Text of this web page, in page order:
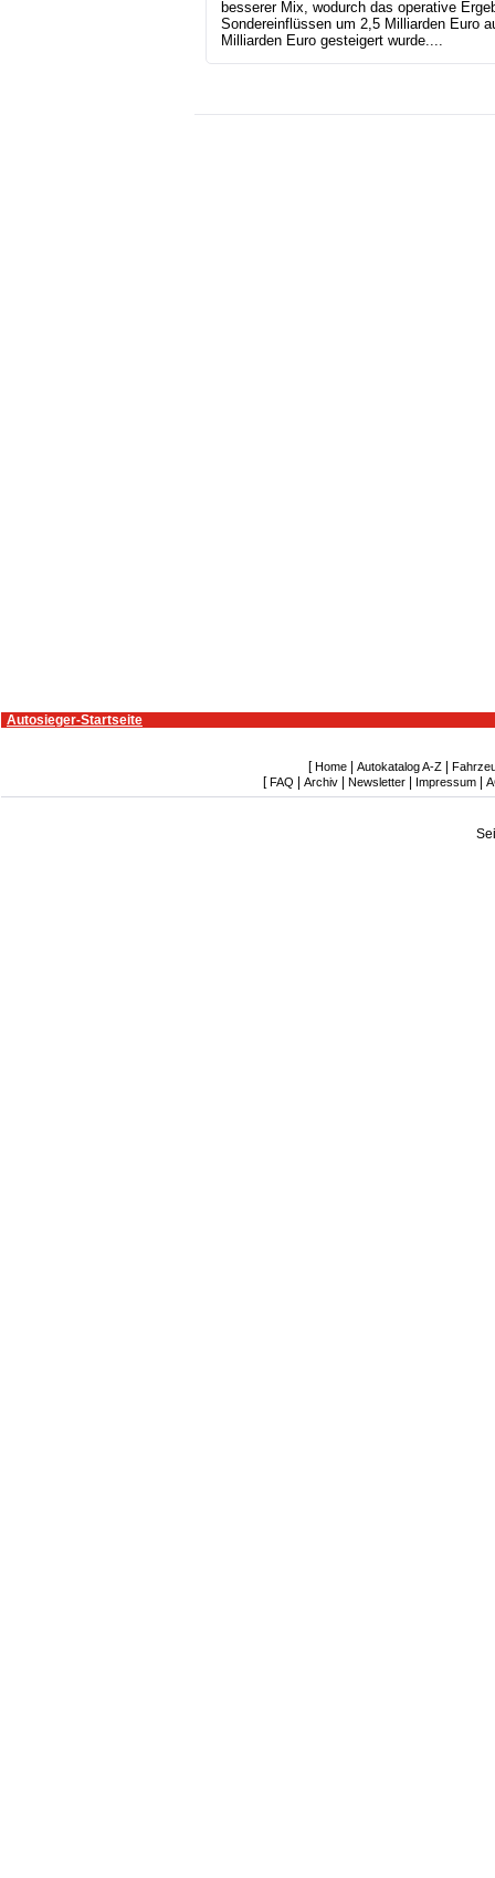
besserer Mix, wodurch das operative
Sondereinflüssen um 2,5 Milliarden Euro
Milliarden Euro gesteigert wurde....
Autosieger-Startseite
[ Home| Autokatalog A-Z|
[ FAQ Archiv Newsletter Impressum